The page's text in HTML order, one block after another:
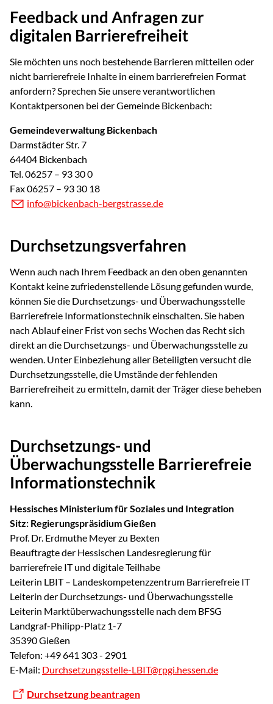
Feedback und Anfragen zur
digitalen Barrierefreiheit
Sie möchten uns noch bestehende Barrieren mitteilen oder
nicht barrierefreie Inhalte in einem barrierefreien Format
anfordern? Sprechen Sie unsere verantwortlichen
Kontaktpersonen bei der Gemeinde Bickenbach:
Gemeindeverwaltung Bickenbach
Darmstädter Str. 7
64404 Bickenbach
Tel. 06257 – 93 30 0
Fax 06257 – 93 30 18
info@bickenbach-bergstrasse.de
Durchsetzungsverfahren
Wenn auch nach Ihrem Feedback an den oben genannten
Kontakt keine zufriedenstellende Lösung gefunden wurde,
können Sie die Durchsetzungs- und Überwachungsstelle
Barrierefreie Informationstechnik einschalten. Sie haben
nach Ablauf einer Frist von sechs Wochen das Recht sich
direkt an die Durchsetzungs- und Überwachungsstelle zu
wenden. Unter Einbeziehung aller Beteiligten versucht die
Durchsetzungsstelle, die Umstände der fehlenden
Barrierefreiheit zu ermitteln, damit der Träger diese beheben
kann.
Durchsetzungs- und
Überwachungsstelle Barrierefreie
Informationstechnik
Hessisches Ministerium für Soziales und Integration
Sitz: Regierungspräsidium Gießen
Prof. Dr. Erdmuthe Meyer zu Bexten
Beauftragte der Hessischen Landesregierung für
barrierefreie IT und digitale Teilhabe
Leiterin LBIT – Landeskompetenzzentrum Barrierefreie IT
Leiterin der Durchsetzungs- und Überwachungsstelle
Leiterin Marktüberwachungsstelle nach dem BFSG
Landgraf-Philipp-Platz 1-7
35390 Gießen
Telefon: +49 641 303 - 2901
E-Mail: Durchsetzungsstelle-LBIT@rpgi.hessen.de
Durchsetzung beantragen